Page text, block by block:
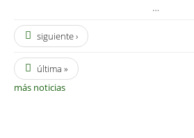
…
siguiente ›
última »
más noticias